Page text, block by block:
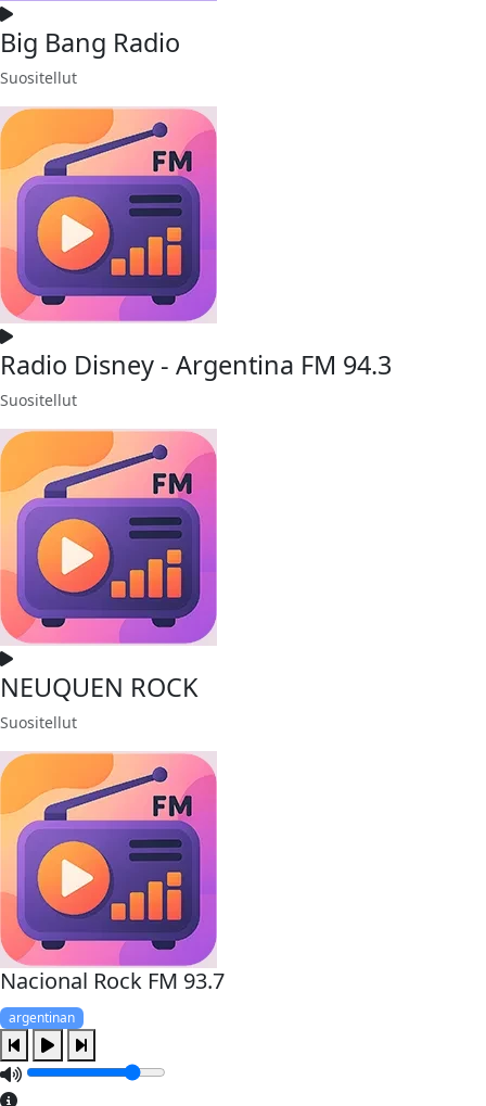
Big Bang Radio
Suositellut
Radio Disney - Argentina FM 94.3
Suositellut
NEUQUEN ROCK
Suositellut
Nacional Rock FM 93.7
argentinan